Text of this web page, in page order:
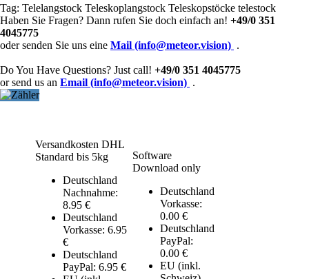
Tag: Telelangstock Teleskoplangstock Teleskopstöcke telestock
Haben Sie Fragen? Dann rufen Sie doch einfach an! +49/0 351
4045775
oder senden Sie uns eine Mail (info@meteor.vision) .
Do You Have Questions? Just call! +49/0 351 4045775
or send us an Email (info@meteor.vision) .
Versandkosten DHL
Standard bis 5kg
Deutschland
Nachnahme:
8.95 €
Deutschland
Vorkasse: 6.95
€
Deutschland
PayPal: 6.95 €
Software
Download only
Deutschland
Vorkasse:
0.00 €
Deutschland
PayPal:
0.00 €
EU (inkl.